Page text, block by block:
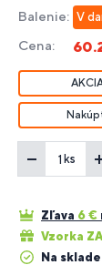
Balenie: V
Cena:
ks
Zľava 6 €
Vzorka
Na